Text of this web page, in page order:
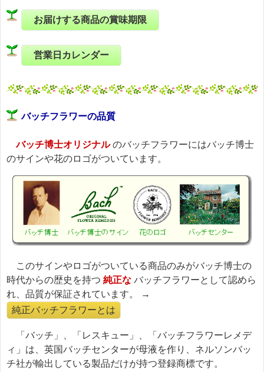
お届けする商品の賞味期限
営業日カレンダー
バッチフラワーの品質
バッチ博士オリジナルのバッチフラワーにはバッチ博士
のサインや花のロゴがついています。
このサインやロゴがついている商品のみがバッチ博士の
時代からの歴史を持つ 純正な バッチフラワーとして認めら
れ、品質が保証されています。 →
純正バッチフラワーとは
「バッチ」、「レスキュー」、「バッチフラワーレメデ
ィ」は、英国バッチセンターが母液を作り、ネルソンバッ
チ社が輸出している製品だけが持つ登録商標です。